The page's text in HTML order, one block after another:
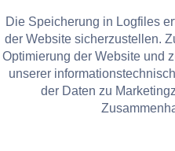
Die Speicherung in Logfiles
der Website sicherzustellen.
Optimierung der Website und
unserer
der Daten zu